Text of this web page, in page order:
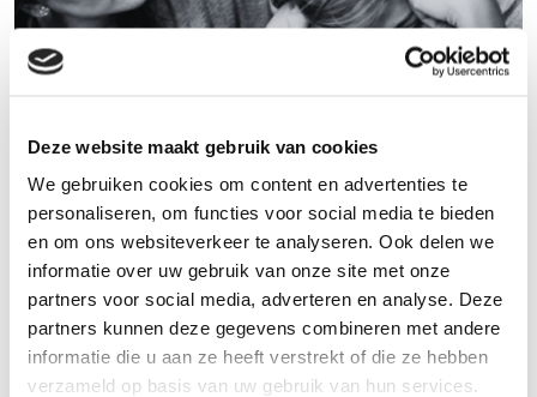
Deze website maakt gebruik van cookies
We gebruiken cookies om content en advertenties te
personaliseren, om functies voor social media te bieden
en om ons websiteverkeer te analyseren. Ook delen we
informatie over uw gebruik van onze site met onze
partners voor social media, adverteren en analyse. Deze
partners kunnen deze gegevens combineren met andere
informatie die u aan ze heeft verstrekt of die ze hebben
verzameld op basis van uw gebruik van hun services.
BLOG| 5
Soms loopt een kind of jongere vast in emoties, gedrag of op
school. Bij VIVIQ Wageningen kijken we samen wat er precies
speelt en wat helpt.
LEES MEER